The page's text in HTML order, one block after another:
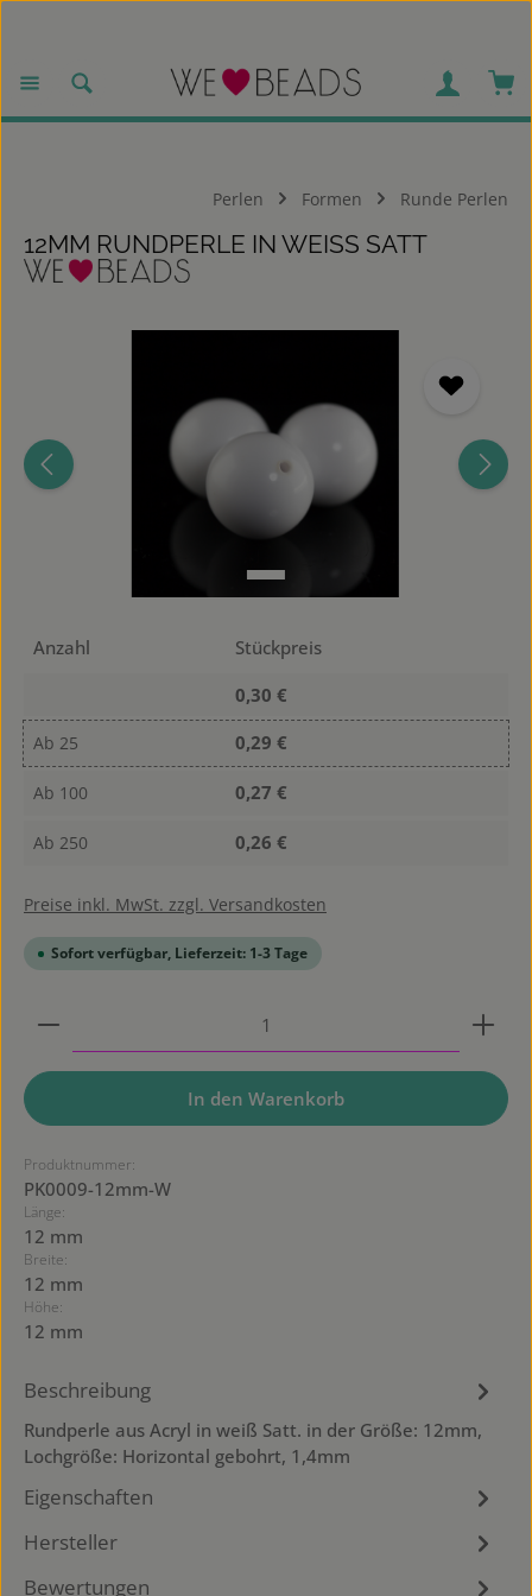
Perlen Formen Runde Perlen
12MM RUNDPERLE IN WEISS SATT
Anzahl
Stückpreis
0,30 €
Ab 25 0,29 €
Ab 100 0,27 €
Ab 250 0,26 €
Preise inkl. MwSt. zzgl. Versandkosten
Sofort verfügbar, Lieferzeit: 1-3 Tage
Produkt Anzahl: Gib den gewünschten Wert ein
In den Warenkorb
Produktnummer:
PK0009-12mm-W
Länge:
12 mm
Breite:
12 mm
Höhe:
12 mm
Beschreibung
Rundperle aus Acryl in weiß Satt. in der Größe: 12mm,
Lochgröße: Horizontal gebohrt, 1,4mm
Eigenschaften
Hersteller
Bewertungen